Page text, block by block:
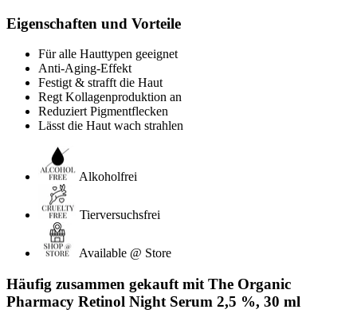
Eigenschaften und Vorteile
Für alle Hauttypen geeignet
Anti-Aging-Effekt
Festigt & strafft die Haut
Regt Kollagenproduktion an
Reduziert Pigmentflecken
Lässt die Haut wach strahlen
Alkoholfrei
Tierversuchsfrei
Available @ Store
Häufig zusammen gekauft mit The Organic
Pharmacy Retinol Night Serum 2,5 %, 30 ml